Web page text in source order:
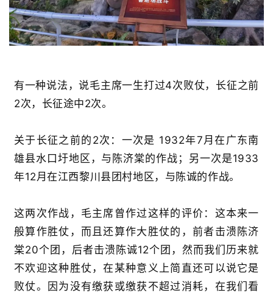
有一种说法，说毛主席一生打过4次败仗，长征之前
2次，长征途中2次。
关于长征之前的2次：一次是 1932年7月在广东南
雄县水口圩地区，与陈济棠的作战；另一次是1933
年12月在江西黎川县团村地区，与陈诚的作战。
这两次作战，毛主席曾作过这样的评价：这本来一
般算作胜仗，而且还算作大胜仗的，前者击溃陈济
棠20个团，后者击溃陈诚12个团，然而我们历来就
不欢迎这种胜仗，在某种意义上简直还可以说它是
败仗。因为没有缴获或缴获不超过消耗，在我们看